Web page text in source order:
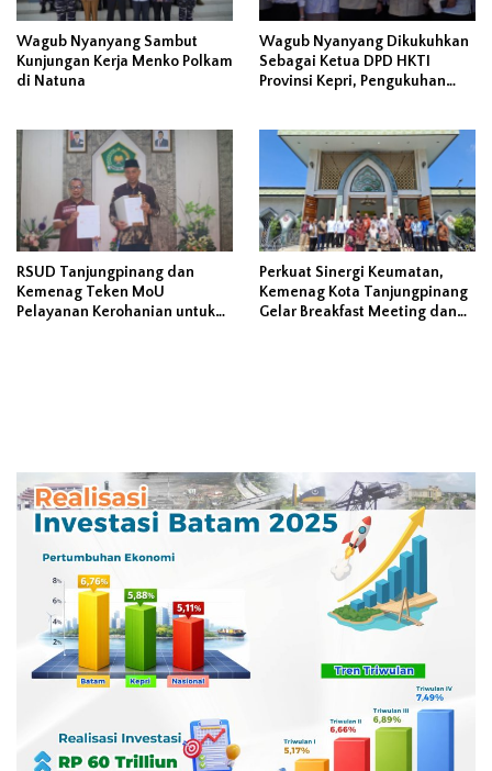
Wagub Nyanyang Sambut
Kunjungan Kerja Menko Polkam
di Natuna
Wagub Nyanyang Dikukuhkan
Sebagai Ketua DPD HKTI
Provinsi Kepri, Pengukuhan
Pangan’
RSUD Tanjungpinang dan
Kemenag Teken MoU
Pelayanan Kerohanian untuk
Perkuat Sinergi Keumatan,
Kemenag Kota Tanjungpinang
Gelar Breakfast Meeting dan